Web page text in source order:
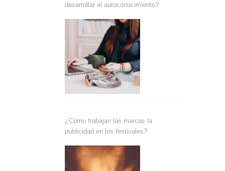
desarrollar el autoconocimiento?
¿Cómo trabajan las marcas la
publicidad en los festivales?